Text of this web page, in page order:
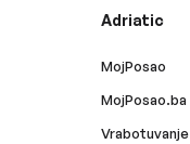
Adriatic
MojPosao
MojPosao.ba
Vrabotuvanje